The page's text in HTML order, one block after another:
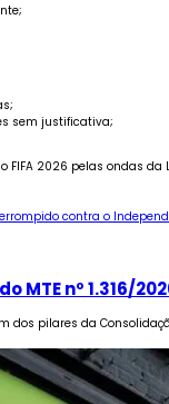
sem justificativa;
FIFA 2026 pelas ondas
contra o
MTE nº 1.316/
dos pilares da